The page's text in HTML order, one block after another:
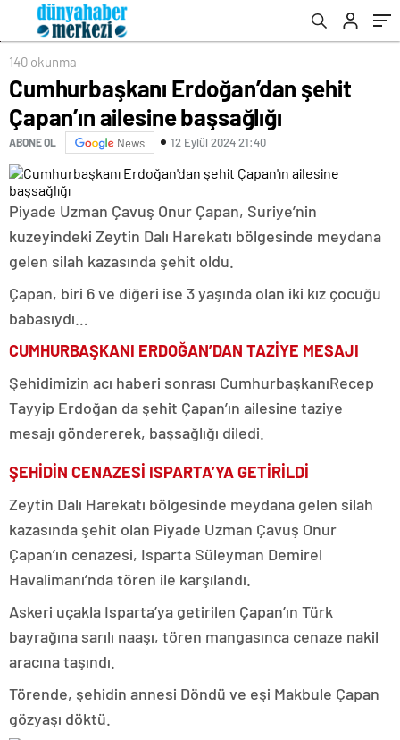
140 okunma
Cumhurbaşkanı Erdoğan’dan şehit
Çapan’ın ailesine başsağlığı
ABONE OL News 12 Eylül 2024 21:40
Piyade Uzman Çavuş Onur Çapan, Suriye’nin
kuzeyindeki Zeytin Dalı Harekatı bölgesinde meydana
gelen silah kazasında şehit oldu.
Çapan, biri 6 ve diğeri ise 3 yaşında olan iki kız çocuğu
babasıydı…
CUMHURBAŞKANI ERDOĞAN’DAN TAZİYE MESAJI
Şehidimizin acı haberi sonrası CumhurbaşkanıRecep
Tayyip Erdoğan da şehit Çapan’ın ailesine taziye
mesajı göndererek, başsağlığı diledi.
ŞEHİDİN CENAZESİ ISPARTA’YA GETİRİLDİ
Zeytin Dalı Harekatı bölgesinde meydana gelen silah
kazasında şehit olan Piyade Uzman Çavuş Onur
Çapan’ın cenazesi, Isparta Süleyman Demirel
Havalimanı’nda tören ile karşılandı.
Askeri uçakla Isparta’ya getirilen Çapan’ın Türk
bayrağına sarılı naaşı, tören mangasınca cenaze nakil
aracına taşındı.
Törende, şehidin annesi Döndü ve eşi Makbule Çapan
gözyaşı döktü.